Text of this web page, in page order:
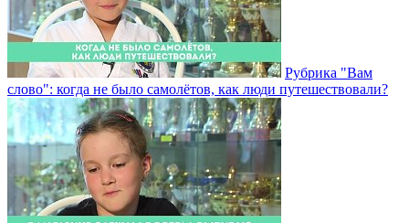
Рубрика "Вам
слово": когда не было самолётов, как люди путешествовали?